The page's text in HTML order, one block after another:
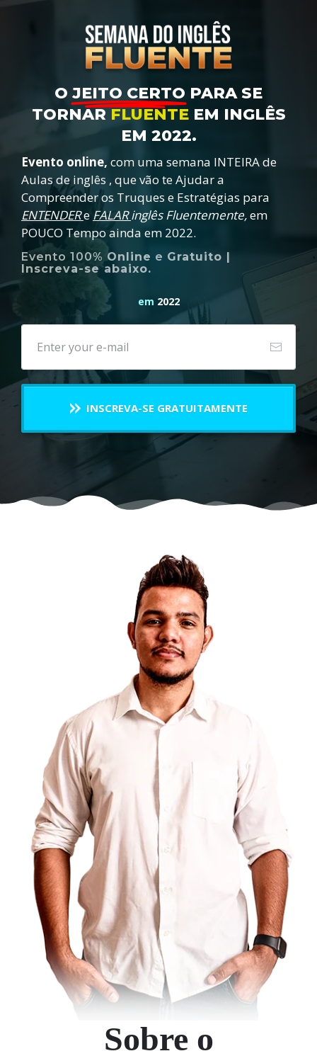
O JEITO CERTO PARA SE
TORNAR FLUENTE EM INGLÊS
EM 2022.
Evento online, com uma semana INTEIRA de
Aulas de inglês , que vão te Ajudar a
Compreender os Truques e Estratégias para
ENTENDERe FALARinglês Fluentemente,em
POUCO Tempo ainda em 2022.
Evento 100% Online e Gratuito |
Inscreva-se abaixo.
em 2022
INSCREVA-SE GRATUITAMENTE
Sobre o